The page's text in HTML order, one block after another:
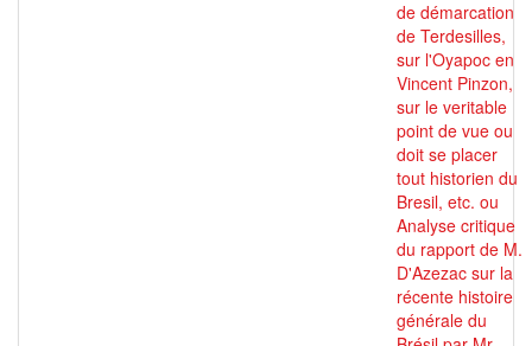
de démarcation
de Terdesilles,
sur l'Oyapoc en
Vincent Pinzon,
sur le veritable
point de vue ou
doit se placer
tout historien du
Bresil, etc. ou
Analyse critique
du rapport de M.
D'Azezac sur la
récente histoire
générale du